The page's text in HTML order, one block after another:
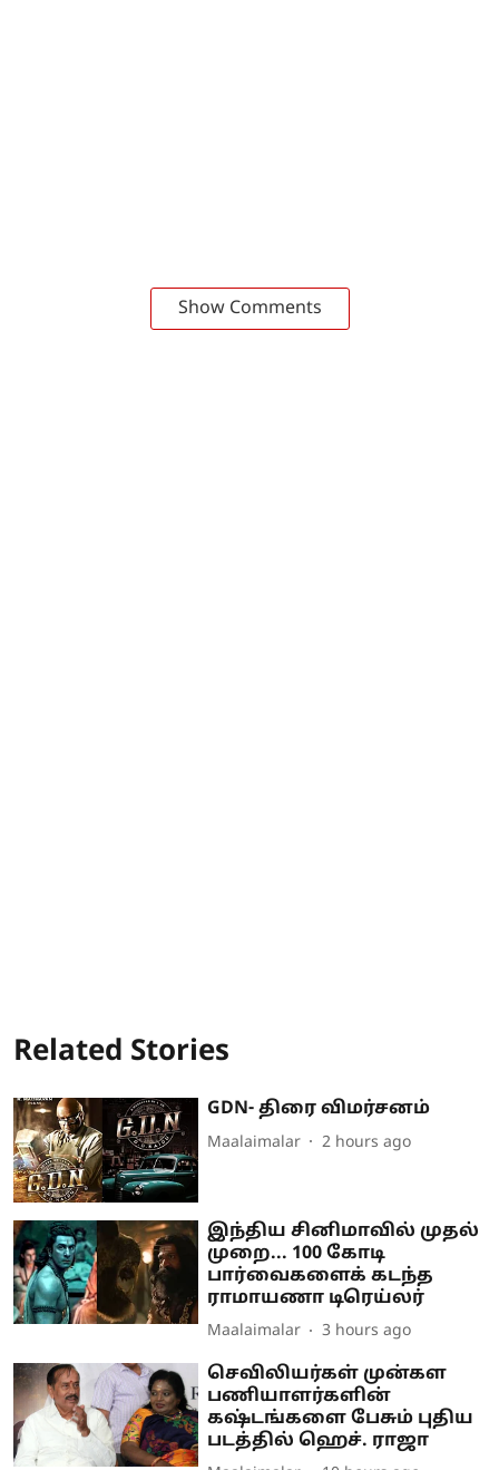
Show Comments
Related Stories
GDN- திரை விமர்சனம்
Maalaimalar 2 hours ago
இந்திய சினிமாவில் முதல்
முறை... 100 கோடி
பார்வைகளைக் கடந்த
ராமாயணா டிரெய்லர்
Maalaimalar 3 hours ago
செவிலியர்கள் முன்கள
பணியாளர்களின்
கஷ்டங்களை பேசும் புதிய
படத்தில் ஹெச். ராஜா